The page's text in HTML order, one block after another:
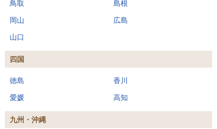
鳥取 島根
岡山 広島
山口
四国
徳島 香川
愛媛 高知
九州・沖縄